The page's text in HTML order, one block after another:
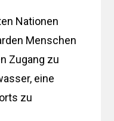
Nationen
Menschen
Zugang zu
eine
zu